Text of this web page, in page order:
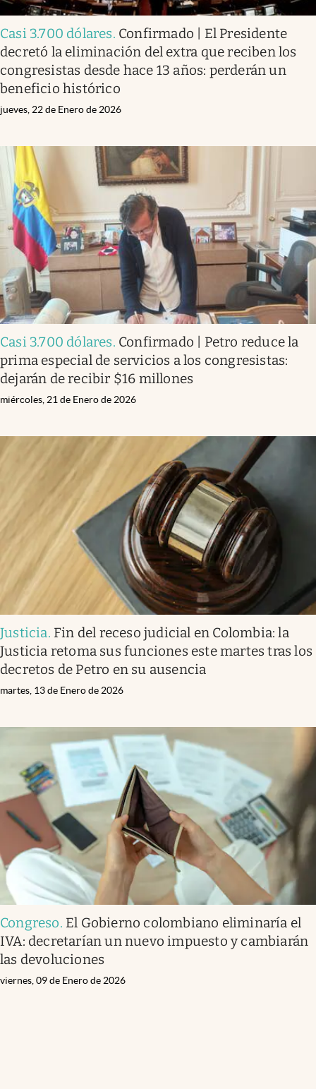
Casi 3.700 dólares. Confirmado | El Presidente
decretó la eliminación del extra que reciben los
congresistas desde hace 13 años: perderán un
beneficio histórico
jueves, 22 de Enero de 2026
Casi 3.700 dólares. Confirmado | Petro reduce la
prima especial de servicios a los congresistas:
dejarán de recibir $16 millones
miércoles, 21 de Enero de 2026
Justicia. Fin del receso judicial en Colombia: la
Justicia retoma sus funciones este martes tras los
decretos de Petro en su ausencia
martes, 13 de Enero de 2026
Congreso. El Gobierno colombiano eliminaría el
IVA: decretarían un nuevo impuesto y cambiarán
las devoluciones
viernes, 09 de Enero de 2026